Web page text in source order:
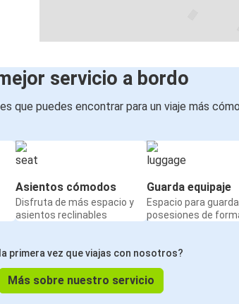
servicio a bordo
que puedes encontrar para un viaje más
Asientos cómodos
Disfruta de más espacio y
asientos reclinables
Guarda equipaje
Espacio para
posesiones de
primera vez que viajas con nosotros?
Más sobre nuestro servicio